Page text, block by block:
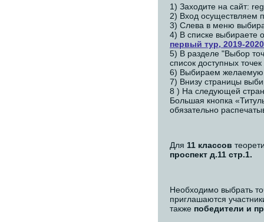
1) Заходите на сайт:
2) Вход осуществляем
3) Слева в меню
4) В списке выбираете
первый тур, 2019-
5) В разделе "Выбор
список доступных
6) Выбираем желаемую
7) Внизу страницы
8 ) На следующей
Большая кнопка
обязательно
Для 11 классов
проспект д.11 стр.1.
Необходимо выбрать
приглашаются
также победители и